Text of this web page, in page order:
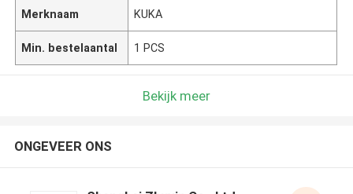
Merknaam KUKA
Min. bestelaantal 1 PCS
Bekijk meer
ONGEVEER ONS